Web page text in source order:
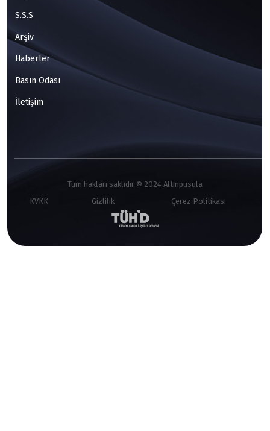
S.S.S
Arşiv
Haberler
Basın Odası
İletişim
Tüm hakları saklıdır © 2024 Altınpusula
KVKK
Gizlilik Çerez Politikası